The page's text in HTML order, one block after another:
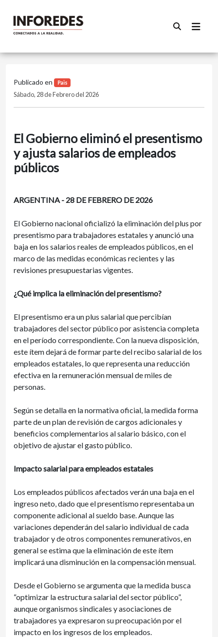
Publicado en Pais
Sábado, 28 de Febrero del 2026
El Gobierno eliminó el presentismo
y ajusta salarios de empleados
públicos
ARGENTINA - 28 DE FEBRERO DE 2026
El Gobierno nacional oficializó la eliminación del plus por
presentismo para trabajadores estatales y anunció una
baja en los salarios reales de empleados públicos, en el
marco de las medidas económicas recientes y las
revisiones presupuestarias vigentes.
¿Qué implica la eliminación del presentismo?
El presentismo era un plus salarial que percibían
trabajadores del sector público por asistencia completa
en el período correspondiente. Con la nueva disposición,
este ítem dejará de formar parte del recibo salarial de los
empleados estatales, lo que representa una reducción
efectiva en la remuneración mensual de miles de
personas.
Según se detalla en la normativa oficial, la medida forma
parte de un plan de revisión de cargos adicionales y
beneficios complementarios al salario básico, con el
objetivo de ajustar el gasto público.
Impacto salarial para empleados estatales
Los empleados públicos afectados verán una baja en el
ingreso neto, dado que el presentismo representaba un
componente adicional al sueldo base. Aunque las
variaciones dependerán del salario individual de cada
trabajador y de otros componentes remunerativos, en
general se estima que la eliminación de este ítem
implicará una disminución en la compensación mensual.
Desde el Gobierno se argumenta que la medida busca
“optimizar la estructura salarial del sector público”,
aunque organismos sindicales y asociaciones de
trabajadores ya expresaron su preocupación por el
impacto en los ingresos de los empleados.